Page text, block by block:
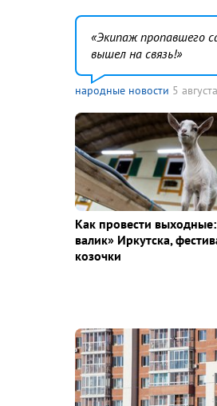
Экипаж пропавшего
вышел на связь!
народные новости 5
Как провести
валик» Иркутска,
козочки